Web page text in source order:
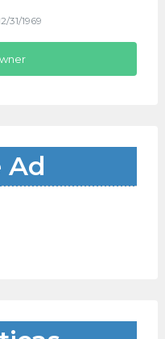
31/1969
Ad